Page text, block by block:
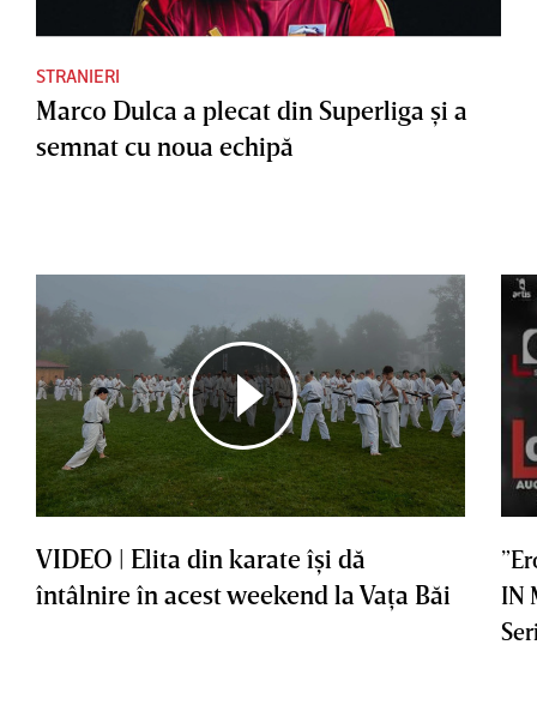
STRANIERI
Marco Dulca a plecat din Superliga şi a
semnat cu noua echipă
VIDEO | Elita din karate îşi dă
întâlnire în acest weekend la Vaţa Băi
IN